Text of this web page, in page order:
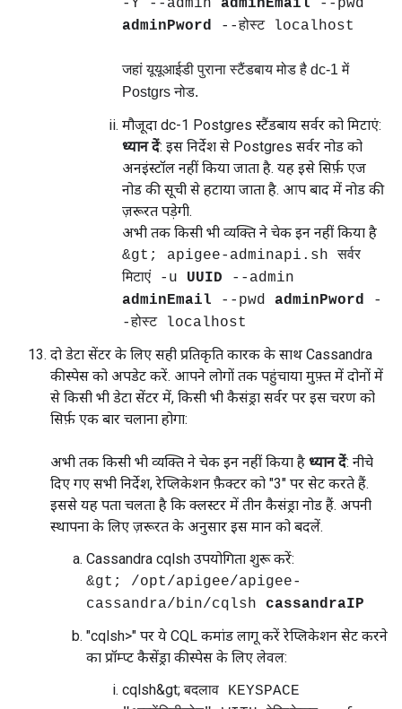
-Y --admin adminEmail --pwd
adminPword --होस्ट localhost
जहां यूयूआईडी पुराना स्टैंडबाय मोड है dc-1 में
Postgrs नोड.
मौजूदा dc-1 Postgres स्टैंडबाय सर्वर को मिटाएं:
ध्यान दें: इस निर्देश से Postgres सर्वर नोड को
अनइंस्टॉल नहीं किया जाता है. यह इसे सिर्फ़ एज
नोड की सूची से हटाया जाता है. आप बाद में नोड की
ज़रूरत पड़ेगी.
अभी तक किसी भी व्यक्ति ने चेक इन नहीं किया है
&gt; apigee-adminapi.sh सर्वर
मिटाएं -u UUID --admin
adminEmail --pwd adminPword -
-होस्ट localhost
दो डेटा सेंटर के लिए सही प्रतिकृति कारक के साथ Cassandra
कीस्पेस को अपडेट करें. आपने लोगों तक पहुंचाया मुफ़्त में दोनों में
से किसी भी डेटा सेंटर में, किसी भी कैसंड्रा सर्वर पर इस चरण को
सिर्फ़ एक बार चलाना होगा:
अभी तक किसी भी व्यक्ति ने चेक इन नहीं किया है ध्यान दें: नीचे
दिए गए सभी निर्देश, रेप्लिकेशन फ़ैक्टर को "3" पर सेट करते हैं.
इससे यह पता चलता है कि क्लस्टर में तीन कैसंड्रा नोड हैं. अपनी
स्थापना के लिए ज़रूरत के अनुसार इस मान को बदलें.
Cassandra cqlsh उपयोगिता शुरू करें:
&gt; /opt/apigee/apigee-
cassandra/bin/cqlsh cassandraIP
"cqlsh>" पर ये CQL कमांड लागू करें रेप्लिकेशन सेट करने
का प्रॉम्प्ट कैसेंड्रा कीस्पेस के लिए लेवल:
cqlsh&gt;बदलाव KEYSPACE